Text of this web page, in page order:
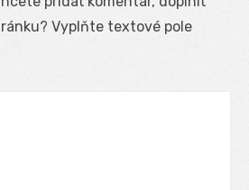
Vyplňte textové pole